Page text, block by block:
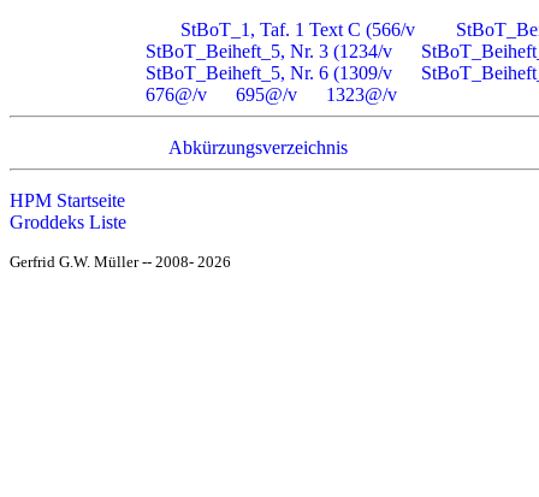
StBoT_1, Taf. 1 Text C (566/v
StBoT_Beiheft_5, Nr. 3 (1234/v
StBoT_Beiheft_5, Nr. 6 (1309/v
676@/v
695@/v 1323@/v
Abkürzungsverzeichnis
HPM Startseite
Groddeks Liste
Gerfrid G.W. Müller -- 2008- 2026